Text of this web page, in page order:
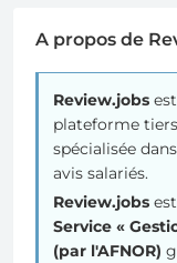
A propos de
Review.jobs
plateforme
spécialisée
avis salariés.
Review.jobs est
Service «
(par l'AFNOR)